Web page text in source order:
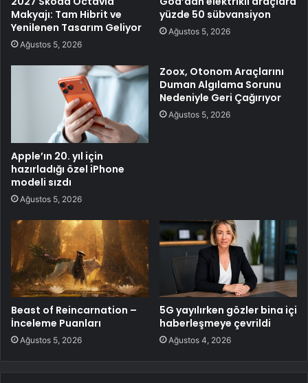
Makyajı: Tam Hibrit ve
Yenilenen Tasarım Geliyor
Ağustos 5, 2026
yüzde 50 sübvansiyon
Ağustos 5, 2026
Apple’ın 20. yıl için
hazırladığı özel iPhone
modeli sızdı
Ağustos 5, 2026
Zoox, Otonom Araçlarını
Duman Algılama Sorunu
Nedeniyle Geri Çağırıyor
Ağustos 5, 2026
Beast of Reincarnation –
İnceleme Puanları
Ağustos 5, 2026
5G yayılırken gözler bina içi
haberleşmeye çevrildi
Ağustos 4, 2026